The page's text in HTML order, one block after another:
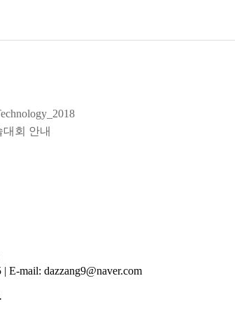
회 안내
| E-mail: dazzang9@naver.com